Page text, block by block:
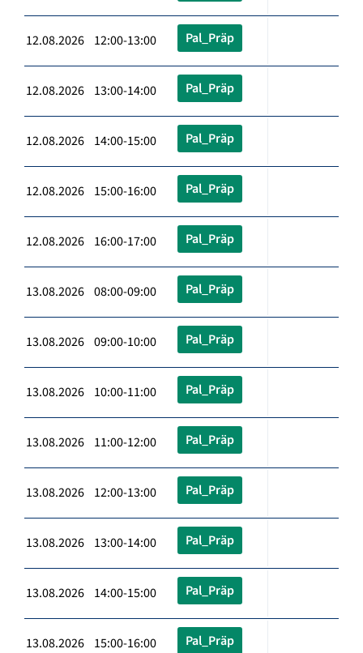
12.08.2026 12:00-13:00 Pal_Präp
12.08.2026 13:00-14:00 Pal_Präp
12.08.2026 14:00-15:00 Pal_Präp
12.08.2026 15:00-16:00 Pal_Präp
12.08.2026 16:00-17:00 Pal_Präp
13.08.2026 08:00-09:00 Pal_Präp
13.08.2026 09:00-10:00 Pal_Präp
13.08.2026 10:00-11:00 Pal_Präp
13.08.2026 11:00-12:00 Pal_Präp
13.08.2026 12:00-13:00 Pal_Präp
13.08.2026 13:00-14:00 Pal_Präp
13.08.2026 14:00-15:00 Pal_Präp
13.08.2026 15:00-16:00 Pal_Präp